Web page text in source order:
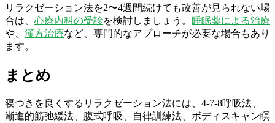
リラクゼーション法を2〜4週間続けても改善が見られない場
合は、 心療内科の受診を検討しましょう。
睡眠薬による治療
や、 漢方治療など、専門的なアプローチが必要な場合もあり
ます。
まとめ
寝つきを良くするリラクゼーション法には、4-7-8呼吸法、
漸進的筋弛緩法、腹式呼吸、自律訓練法、ボディスキャン瞑